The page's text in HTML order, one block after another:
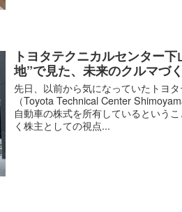
トヨタテクニカルセンター
地”で見た、未来のクルマづ
先日、以前から気になっていたトヨ
（Toyota Technical Center
自動車の株式を所有しているという
く株主としての視点...